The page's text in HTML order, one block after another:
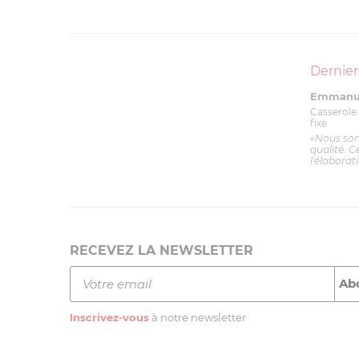
fixe
«Nous
qualité.
RECEVEZ LA NEWSLETTER
Inscrivez-vous à notre newsletter